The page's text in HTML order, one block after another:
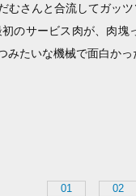
むさんと合流してガッ
のサービス肉が、肉
みたいな機械で面白かっ
01 02